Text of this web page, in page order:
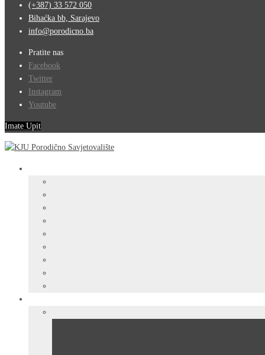
(+387) 33 572 050
Bihaćka bb, Sarajevo
info@porodicno.ba
Pratite nas
Facebook
Twitter
Instagram
Youtube
Imate Upit